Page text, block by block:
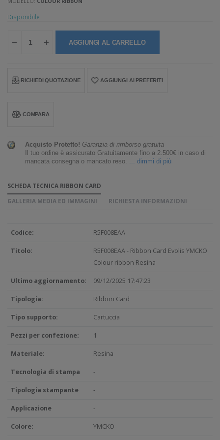
Disponibile
AGGIUNGI AL CARRELLO
RICHIEDI QUOTAZIONE AGGIUNGI AI PREFERITI
COMPARA
Acquisto Protetto! Garanzia di rimborso gratuita
Il tuo ordine è assicurato Gratuitamente fino a 2.500€ in caso di
mancata consegna o mancato reso. ... dimmi di più
SCHEDA TECNICA RIBBON CARD
GALLERIA MEDIA ED IMMAGINI
RICHIESTA INFORMAZIONI
Codice: R5F008EAA
Titolo:
R5F008EAA - Ribbon Card Evolis YMCKO
Colour ribbon Resina
Ultimo aggiornamento: 09/12/2025 17:47:23
Tipologia: Ribbon Card
Tipo supporto: Cartuccia
Pezzi per confezione: 1
Materiale: Resina
Tecnologia di stampa -
Tipologia stampante -
Applicazione -
Colore: YMCKO